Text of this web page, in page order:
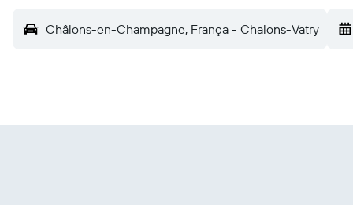
Châlons-en-Champagne, França - Chalons-Vatry